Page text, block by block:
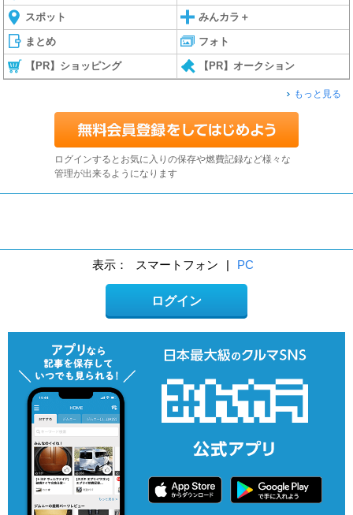
スポット みんカラ＋
まとめ フォト
【PR】ショッピング 【PR】オークション
もっと見る
ログインするとお気に入りの保存や燃費記録など様々な
管理が出来るようになります
表示： スマートフォン | PC
ログイン